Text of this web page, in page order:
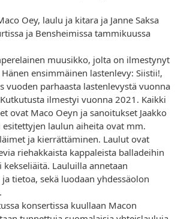
Oey, laulu ja kitara ja Janne Saksa
ja Bensheimissa tammikuussa
muusikko, jolta on ilmestynyt
ensimmäinen lastenlevy: Siistii!,
vuoden parhaasta lastenlevystä vuonna
ilmestyi vuonna 2021. Kaikki
ovat Maco Oeyn ja sanoitukset Jaakko
esitettyjen laulun aiheita ovat mm.
ja kierrättäminen. Laulut ovat
riehakkaista kappaleista balladeihin
kekseliäitä. Lauluilla annetaan
tietoa, sekä luodaan yhdessäolon
konsertissa kuullaan Macon